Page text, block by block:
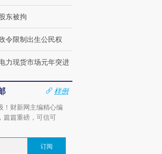
东被拘
令限制出生公民权
力现货市场元年突进
样例
！财新网主编精心编
篇篇重磅，可信可
订阅